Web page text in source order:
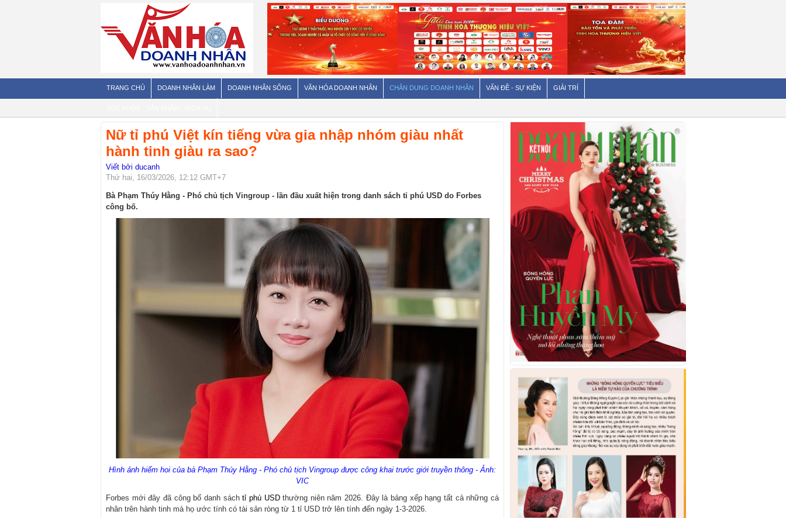
TRANG CHỦ DOANH NHÂN LÀM DOANH NHÂN SỐNG VĂN HÓA DOANH NHÂN CHÂN DUNG DOANH NHÂN VẤN ĐỀ - SỰ KIỆN GIẢI TRÍ
Nữ tỉ phú Việt kín tiếng vừa gia nhập nhóm giàu nhất
hành tinh giàu ra sao?
Viết bởi ducanh
Thứ hai, 16/03/2026, 12:12 GMT+7
Bà Phạm Thúy Hằng - Phó chủ tịch Vingroup - lần đầu xuất hiện trong danh sách tỉ phú USD do Forbes
công bố.
Hình ảnh hiếm hoi của bà Phạm Thúy Hằng - Phó chủ tịch Vingroup được công khai trước giới truyền thông - Ảnh:
VIC
Forbes mới đây đã công bố danh sáchtỉ phú USDthường niên năm 2026. Đây là bảng xếp hạng tất cả những cá
nhân trên hành tinh mà họ ước tính có tài sản ròng từ 1 tỉ USD trở lên tính đến ngày 1-3-2026.